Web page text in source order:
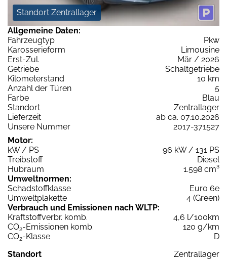
Standort Zentrallager
Allgemeine Daten:
Fahrzeugtyp
Pkw
Karosserieform
Limousine
Erst-Zul.
Mär / 2026
Getriebe
Schaltgetriebe
Kilometerstand
10 km
Anzahl der Türen
5
Farbe
Blau
Standort
Zentrallager
Lieferzeit
ab ca. 07.10.2026
Unsere Nummer
2017-371527
Motor:
kW / PS
96 kW / 131 PS
Treibstoff
Diesel
Hubraum
1.598 cm³
Umweltnormen:
Schadstoffklasse
Euro 6e
Umweltplakette
4 (Green)
Verbrauch und Emissionen nach WLTP:
Kraftstoffverbr. komb.
4,6 l/100km
CO2-Emissionen komb.
120 g/km
CO2-Klasse
D
Standort
Zentrallager